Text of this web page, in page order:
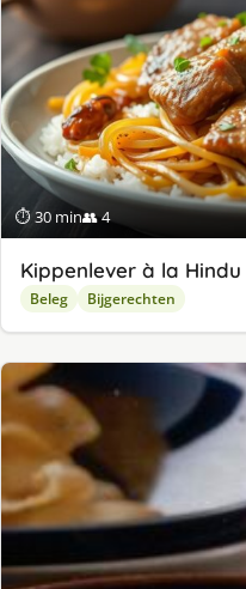
⏱ 30 min👥 4
Kippenlever à la Hindu
Beleg Bijgerechten